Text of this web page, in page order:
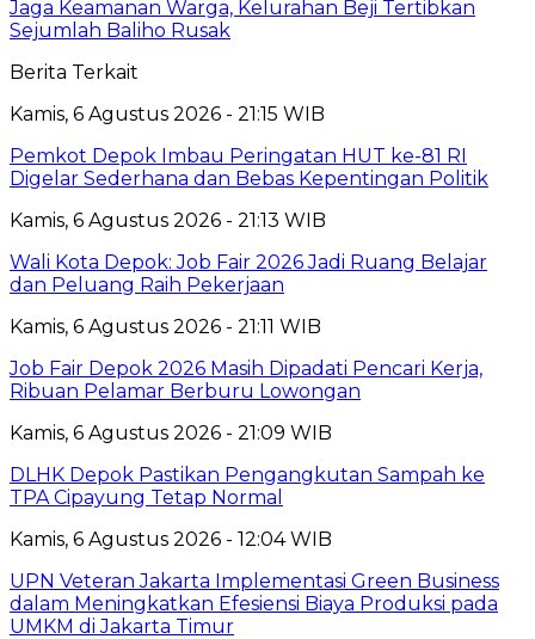
Jaga Keamanan Warga, Kelurahan Beji Tertibkan
Sejumlah Baliho Rusak
Berita Terkait
Kamis, 6 Agustus 2026 - 21:15 WIB
Pemkot Depok Imbau Peringatan HUT ke-81 RI
Digelar Sederhana dan Bebas Kepentingan Politik
Kamis, 6 Agustus 2026 - 21:13 WIB
Wali Kota Depok: Job Fair 2026 Jadi Ruang Belajar
dan Peluang Raih Pekerjaan
Kamis, 6 Agustus 2026 - 21:11 WIB
Job Fair Depok 2026 Masih Dipadati Pencari Kerja,
Ribuan Pelamar Berburu Lowongan
Kamis, 6 Agustus 2026 - 21:09 WIB
DLHK Depok Pastikan Pengangkutan Sampah ke
TPA Cipayung Tetap Normal
Kamis, 6 Agustus 2026 - 12:04 WIB
UPN Veteran Jakarta Implementasi Green Business
dalam Meningkatkan Efesiensi Biaya Produksi pada
UMKM di Jakarta Timur